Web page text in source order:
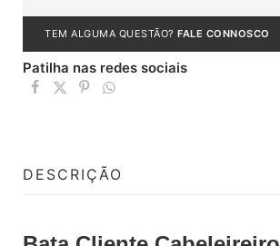
TEM ALGUMA QUESTÃO? FALE CONNOSCO
Patilha nas redes sociais
DESCRIÇÃO